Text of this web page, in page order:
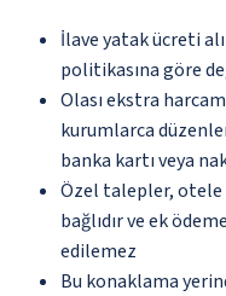
İlave yatak ücreti
politikasına göre
Olası ekstra
kurumlarca
banka kartı veya
Özel talepler, otele
bağlıdır ve ek
edilemez
Bu konaklama